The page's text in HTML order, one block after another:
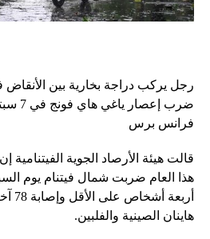
رجل يركب دراجة بخارية بين الأنقاض
فرانس برس
قالت هيئة الأرصاد الجوية
هذا العام ضربت شمال فيتنام يوم
هاينان الصينية والفلبين.